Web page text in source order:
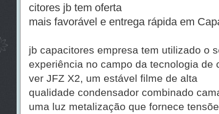
citores jb tem oferta
mais favorável e entrega rápida em
jb capacitores empresa tem utilizado o
experiência no campo da tecnologia de
ver JFZ X2, um estável filme de alta
qualidade condensador combinado
uma luz metalização que fornece